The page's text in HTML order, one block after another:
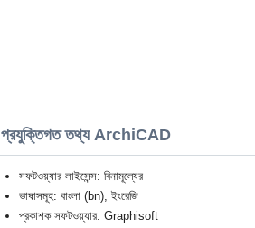
প্রযুক্তিগত তথ্য ArchiCAD
সফটওয়্যার লাইসেন্স: বিনামূল্যের
ভাষাসমূহ: বাংলা (bn), ইংরেজি
প্রকাশক সফটওয়্যার: Graphisoft